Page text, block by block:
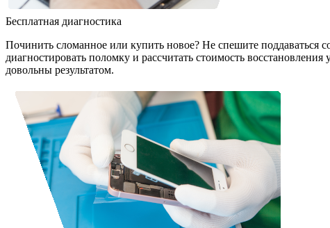
Бесплатная диагностика
Починить сломанное или купить новое? Не спешите поддаваться
диагностировать поломку и рассчитать стоимость
довольны результатом.